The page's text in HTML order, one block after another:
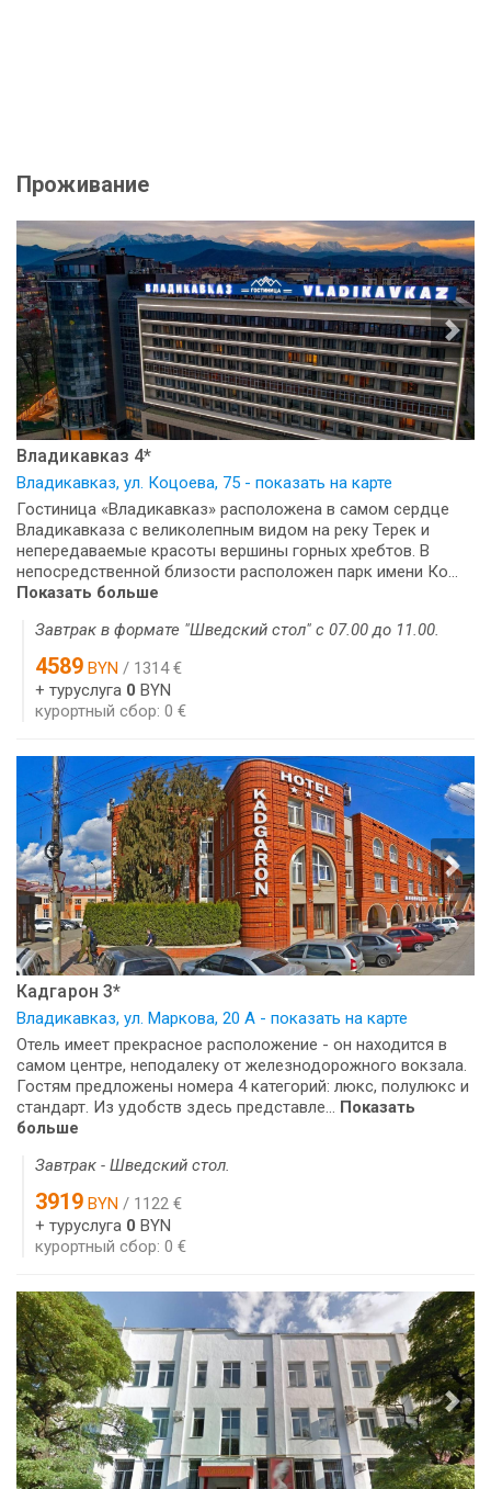
Проживание
Владикавказ 4*
Владикавказ, ул. Коцоева, 75 - показать на карте
Гостиница «Владикавказ» расположена в самом сердце
Владикавказа с великолепным видом на реку Терек и
непередаваемые красоты вершины горных хребтов. В
непосредственной близости расположен парк имени Ко...
Показать больше
Завтрак в формате "Шведский стол" с 07.00 до 11.00.
4589 BYN / 1314 €
+ туруслуга 0 BYN
курортный сбор: 0 €
Кадгарон 3*
Владикавказ, ул. Маркова, 20 А - показать на карте
Отель имеет прекрасное расположение - он находится в
самом центре, неподалеку от железнодорожного вокзала.
Гостям предложены номера 4 категорий: люкс, полулюкс и
стандарт. Из удобств здесь представле... Показать
больше
Завтрак - Шведский стол.
3919 BYN / 1122 €
+ туруслуга 0 BYN
курортный сбор: 0 €